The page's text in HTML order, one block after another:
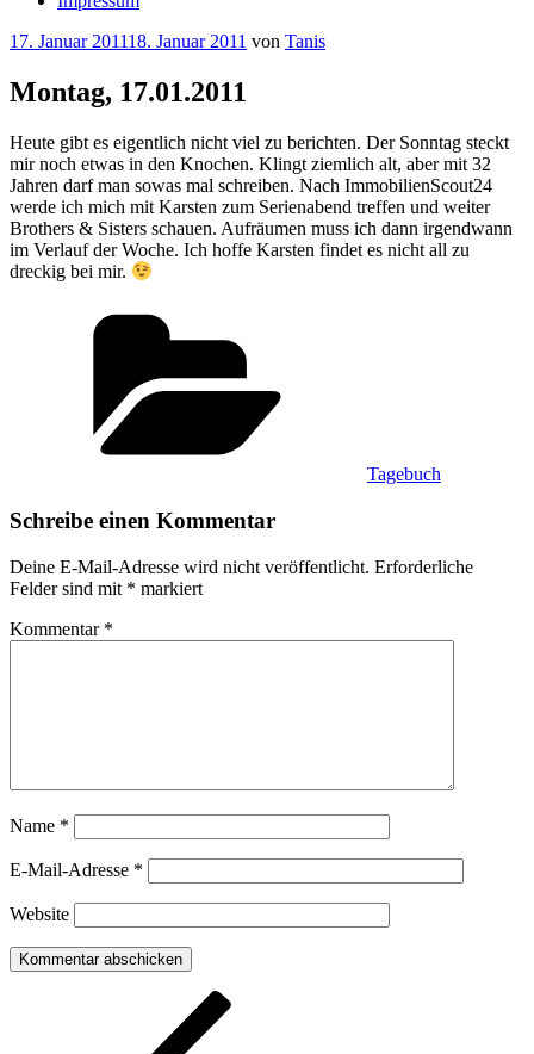
Veröffentlicht
17. Januar 201118. Januar 2011 von Tanis
Montag, 17.01.2011
Heute gibt es eigentlich nicht viel zu berichten. Der Sonntag steckt
mir noch etwas in den Knochen. Klingt ziemlich alt, aber mit 32
Jahren darf man sowas mal schreiben. Nach ImmobilienScout24
werde ich mich mit Karsten zum Serienabend treffen und weiter
Brothers & Sisters schauen. Aufräumen muss ich dann irgendwann
im Verlauf der Woche. Ich hoffe Karsten findet es nicht all zu
dreckig bei mir.
Tagebuch
Schreibe einen Kommentar
Deine E-Mail-Adresse wird nicht veröffentlicht. Erforderliche
Felder sind mit * markiert
Kommentar *
Name *
E-Mail-Adresse *
Website
Beitragsnavigation